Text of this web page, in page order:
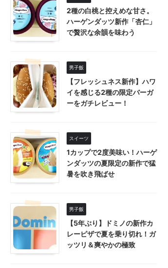
2種の白桃と控えめな甘さ。
ハーゲンダッツ新作「杏仁」
で贅沢な余韻を味わう
男子飯
【フレッシュネス新作】ハワ
イを感じる2種の限定バーガ
ーをガチレビュー！
スイーツ
1カップで2度美味い！ハーゲ
ンダッツの夏限定の新作で猛
暑を吹き飛ばせ
男子飯
【5年ぶり】ドミノの新作カ
レーピザで夏を乗り切れ！ガ
ッツリ＆爽やかの極致